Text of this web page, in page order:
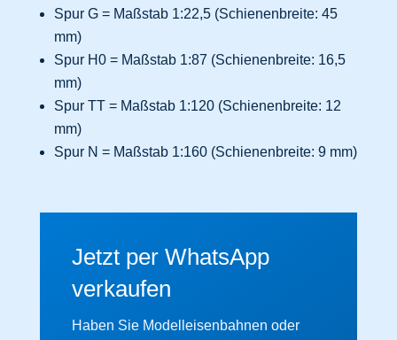
Spur G = Maßstab 1:22,5 (Schienenbreite: 45
mm)
Spur H0 = Maßstab 1:87 (Schienenbreite: 16,5
mm)
Spur TT = Maßstab 1:120 (Schienenbreite: 12
mm)
Spur N = Maßstab 1:160 (Schienenbreite: 9 mm)
Jetzt per WhatsApp
verkaufen
Haben Sie Modelleisenbahnen oder